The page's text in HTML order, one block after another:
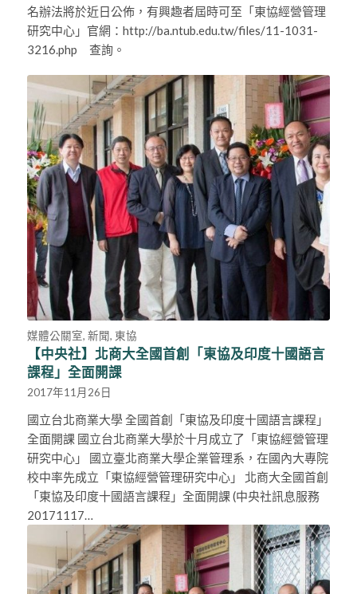
名辦法將於近日公佈，有興趣者屆時可至「東協經營管理
研究中心」官網：http://ba.ntub.edu.tw/files/11-1031-
3216.php 查詢。
媒體公關室, 新聞, 東協
【中央社】北商大全國首創「東協及印度十國語言
課程」全面開課
2017年11月26日
國立台北商業大學 全國首創「東協及印度十國語言課程」
全面開課 國立台北商業大學於十月成立了「東協經營管理
研究中心」 國立臺北商業大學企業管理系，在國內大專院
校中率先成立「東協經營管理研究中心」 北商大全國首創
「東協及印度十國語言課程」全面開課 (中央社訊息服務
20171117…